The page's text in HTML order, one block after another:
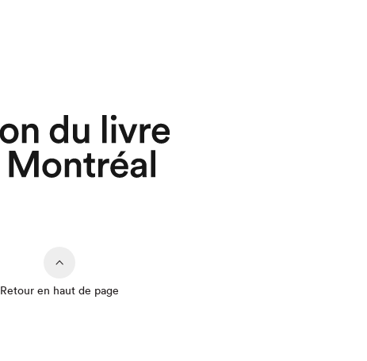
Retour en haut de page